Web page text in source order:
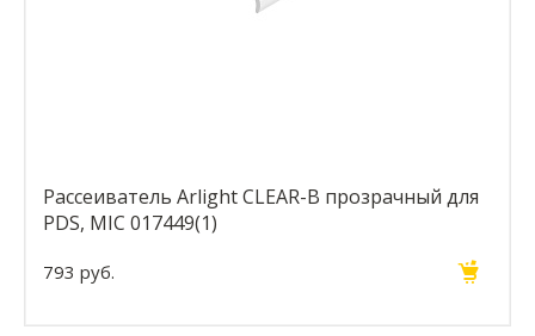
Рассеиватель Arlight CLEAR-B прозрачный для
PDS, MIC 017449(1)
793 руб.